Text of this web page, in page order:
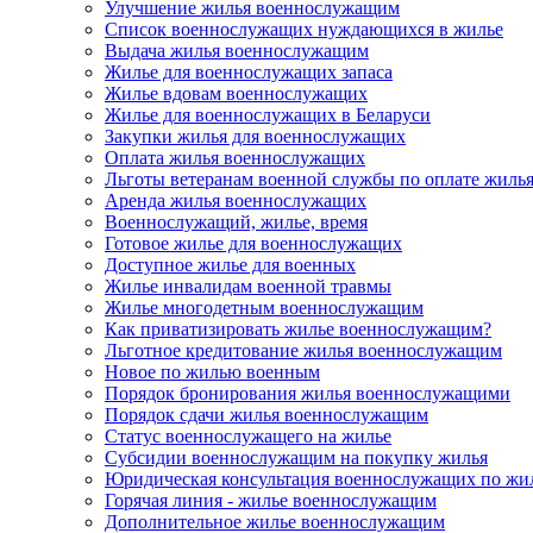
Улучшение жилья военнослужащим
Список военнослужащих нуждающихся в жилье
Выдача жилья военнослужащим
Жилье для военнослужащих запаса
Жилье вдовам военнослужащих
Жилье для военнослужащих в Беларуси
Закупки жилья для военнослужащих
Оплата жилья военнослужащих
Льготы ветеранам военной службы по оплате жилья
Аренда жилья военнослужащих
Военнослужащий, жилье, время
Готовое жилье для военнослужащих
Доступное жилье для военных
Жилье инвалидам военной травмы
Жилье многодетным военнослужащим
Как приватизировать жилье военнослужащим?
Льготное кредитование жилья военнослужащим
Новое по жилью военным
Порядок бронирования жилья военнослужащими
Порядок сдачи жилья военнослужащим
Статус военнослужащего на жилье
Субсидии военнослужащим на покупку жилья
Юридическая консультация военнослужащих по
Горячая линия - жилье военнослужащим
Дополнительное жилье военнослужащим